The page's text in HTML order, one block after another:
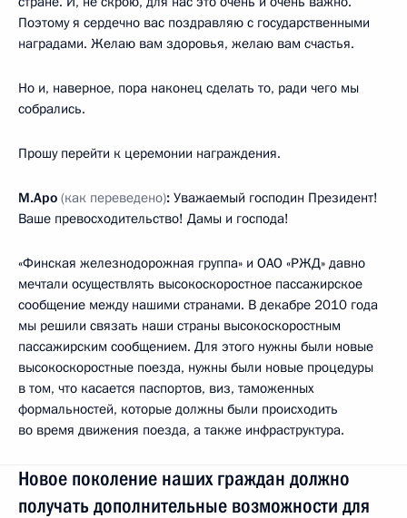
Поэтому я сердечно вас поздравляю с государственными
наградами. Желаю вам здоровья, желаю вам счастья.
Но и, наверное, пора наконец сделать то, ради чего мы
собрались.
Прошу перейти к церемонии награждения.
М.Аро (как переведено): Уважаемый господин Президент!
Ваше превосходительство! Дамы и господа!
«Финская железнодорожная группа» и ОАО «РЖД» давно
мечтали осуществлять высокоскоростное пассажирское
сообщение между нашими странами. В декабре 2010 года
мы решили связать наши страны высокоскоростным
пассажирским сообщением. Для этого нужны были новые
высокоскоростные поезда, нужны были новые процедуры
в том, что касается паспортов, виз, таможенных
формальностей, которые должны были происходить
во время движения поезда, а также инфраструктура.
Новое поколение наших граждан должно
получать дополнительные возможности для